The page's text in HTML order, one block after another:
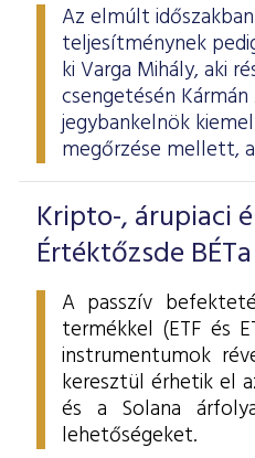
Az elmúlt
teljesítménynek
ki Varga Mihály, aki
csengetésén
jegybankelnök
megőrzése mellett,
Kripto-, árupiaci
Értéktőzsde
A passzív
termékkel (ETF és
instrumentumok
keresztül érhetik el
és a Solana
lehetőségeket.